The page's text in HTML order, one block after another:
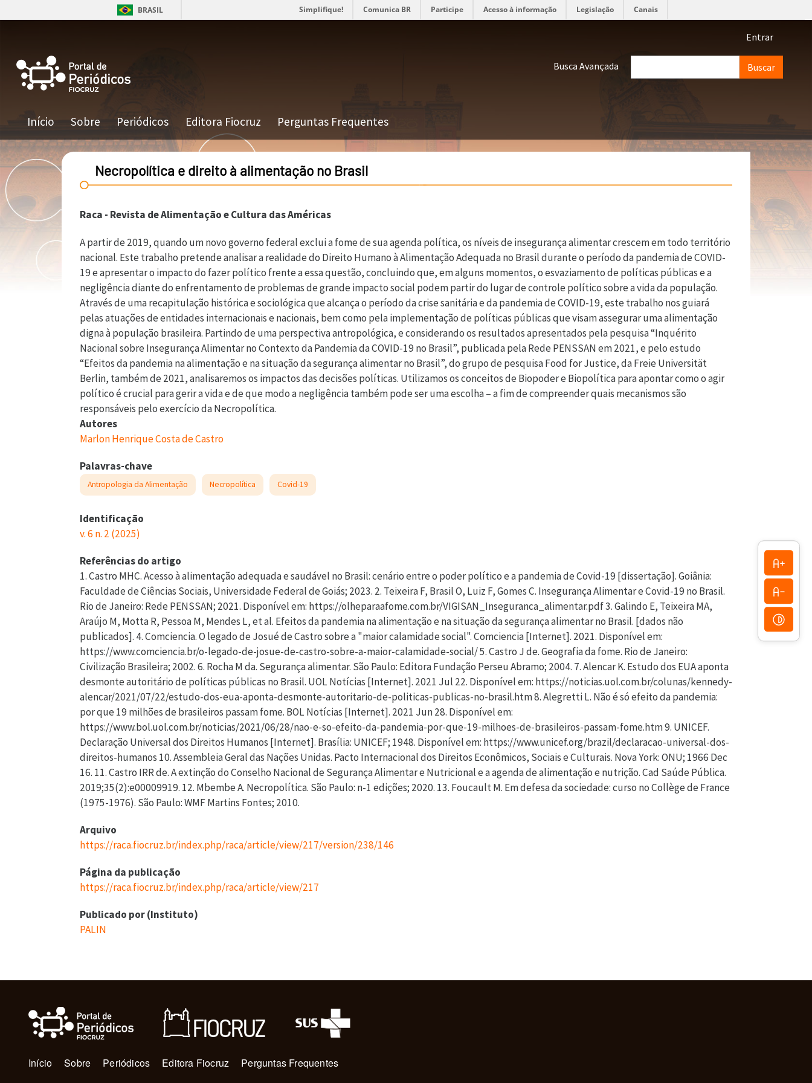
Pular para o conteúdo principal BRASIL Simplifique! Comunica BR Participe Acesso à informação Legislação Canais
Menu
Entrar
Busca Avançada
Navegação principal
Início Sobre Periódicos Editora Fiocruz Perguntas Frequentes
Necropolítica e direito à alimentação no Brasil
Raca - Revista de Alimentação e Cultura das Américas
A partir de 2019, quando um novo governo federal exclui a fome de sua agenda política, os níveis de insegurança alimentar crescem em todo território
nacional. Este trabalho pretende analisar a realidade do Direito Humano à Alimentação Adequada no Brasil durante o período da pandemia de COVID-
19 e apresentar o impacto do fazer político frente a essa questão, concluindo que, em alguns momentos, o esvaziamento de políticas públicas e a
negligência diante do enfrentamento de problemas de grande impacto social podem partir do lugar de controle político sobre a vida da população.
Através de uma recapitulação histórica e sociológica que alcança o período da crise sanitária e da pandemia de COVID-19, este trabalho nos guiará
pelas atuações de entidades internacionais e nacionais, bem como pela implementação de políticas públicas que visam assegurar uma alimentação
digna à população brasileira. Partindo de uma perspectiva antropológica, e considerando os resultados apresentados pela pesquisa “Inquérito
Nacional sobre Insegurança Alimentar no Contexto da Pandemia da COVID-19 no Brasil”, publicada pela Rede PENSSAN em 2021, e pelo estudo
“Efeitos da pandemia na alimentação e na situação da segurança alimentar no Brasil”, do grupo de pesquisa Food for Justice, da Freie Universität
Berlin, também de 2021, analisaremos os impactos das decisões políticas. Utilizamos os conceitos de Biopoder e Biopolítica para apontar como o agir
político é crucial para gerir a vida e de que modo a negligência também pode ser uma escolha – a fim de compreender quais mecanismos são
responsáveis pelo exercício da Necropolítica.
Autores
Marlon Henrique Costa de Castro
Palavras-chave
Antropologia da Alimentação Necropolítica Covid-19
Identificação
v. 6 n. 2 (2025)
Referências do artigo
1. Castro MHC. Acesso à alimentação adequada e saudável no Brasil: cenário entre o poder político e a pandemia de Covid-19 [dissertação]. Goiânia:
Faculdade de Ciências Sociais, Universidade Federal de Goiás; 2023. 2. Teixeira F, Brasil O, Luiz F, Gomes C. Insegurança Alimentar e Covid-19 no Brasil.
Rio de Janeiro: Rede PENSSAN; 2021. Disponível em: https://olheparaafome.com.br/VIGISAN_Inseguranca_alimentar.pdf 3. Galindo E, Teixeira MA,
Araújo M, Motta R, Pessoa M, Mendes L, et al. Efeitos da pandemia na alimentação e na situação da segurança alimentar no Brasil. [dados não
publicados]. 4. Comciencia. O legado de Josué de Castro sobre a "maior calamidade social". Comciencia [Internet]. 2021. Disponível em:
https://www.comciencia.br/o-legado-de-josue-de-castro-sobre-a-maior-calamidade-social/ 5. Castro J de. Geografia da fome. Rio de Janeiro:
Civilização Brasileira; 2002. 6. Rocha M da. Segurança alimentar. São Paulo: Editora Fundação Perseu Abramo; 2004. 7. Alencar K. Estudo dos EUA aponta
desmonte autoritário de políticas públicas no Brasil. UOL Notícias [Internet]. 2021 Jul 22. Disponível em: https://noticias.uol.com.br/colunas/kennedy-
alencar/2021/07/22/estudo-dos-eua-aponta-desmonte-autoritario-de-politicas-publicas-no-brasil.htm 8. Alegretti L. Não é só efeito da pandemia:
por que 19 milhões de brasileiros passam fome. BOL Notícias [Internet]. 2021 Jun 28. Disponível em:
https://www.bol.uol.com.br/noticias/2021/06/28/nao-e-so-efeito-da-pandemia-por-que-19-milhoes-de-brasileiros-passam-fome.htm 9. UNICEF.
Declaração Universal dos Direitos Humanos [Internet]. Brasília: UNICEF; 1948. Disponível em: https://www.unicef.org/brazil/declaracao-universal-dos-
direitos-humanos 10. Assembleia Geral das Nações Unidas. Pacto Internacional dos Direitos Econômicos, Sociais e Culturais. Nova York: ONU; 1966 Dec
16. 11. Castro IRR de. A extinção do Conselho Nacional de Segurança Alimentar e Nutricional e a agenda de alimentação e nutrição. Cad Saúde Pública.
2019;35(2):e00009919. 12. Mbembe A. Necropolítica. São Paulo: n-1 edições; 2020. 13. Foucault M. Em defesa da sociedade: curso no Collège de France
(1975-1976). São Paulo: WMF Martins Fontes; 2010.
Arquivo
https://raca.fiocruz.br/index.php/raca/article/view/217/version/238/146
Página da publicação
https://raca.fiocruz.br/index.php/raca/article/view/217
Publicado por (Instituto)
PALIN
Navegação principal
Início Sobre Periódicos Editora Fiocruz Perguntas Frequentes